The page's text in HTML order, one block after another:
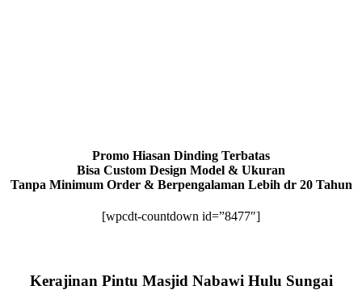
Promo Hiasan Dinding Terbatas
Bisa Custom Design Model & Ukuran
Tanpa Minimum Order & Berpengalaman Lebih dr 20 Tahun
[wpcdt-countdown id=”8477″]
Kerajinan Pintu Masjid Nabawi Hulu Sungai